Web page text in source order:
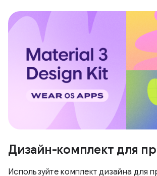
Дизайн-комплект для
Используйте комплект дизайна для